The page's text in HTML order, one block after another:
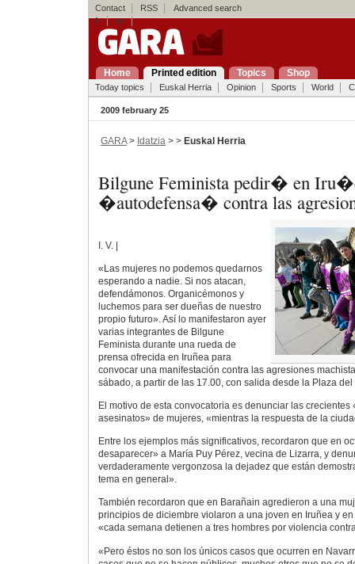
Contact RSS
Advanced search
fr
en
Home Printed edition Topics Shop
Today topics Euskal Herria Opinion Sports World
2009 february 25
GARA> Idatzia > > Euskal Herria
Bilgune Feminista pedir� en
�autodefensa� contra las
I. V. |
«Las mujeres no podemos quedarnos
esperando a nadie. Si nos atacan,
defendámonos. Organicémonos y
luchemos para ser dueñas de nuestro
propio futuro». Así lo manifestaron ayer
varias integrantes de Bilgune
Feminista durante una rueda de
prensa ofrecida en Iruñea para
convocar una manifestación contra las agresiones
sábado, a partir de las 17.00, con salida desde la Plaza del
El motivo de esta convocatoria es denunciar las
asesinatos» de mujeres, «mientras la respuesta de la
Entre los ejemplos más significativos, recordaron que en
desaparecer» a María Puy Pérez, vecina de Lizarra, y
verdaderamente vergonzosa la dejadez que están
tema en general».
También recordaron que en Barañain agredieron a una
principios de diciembre violaron a una joven en Iruñea y
«cada semana detienen a tres hombres por violencia
«Pero éstos no son los únicos casos que ocurren en